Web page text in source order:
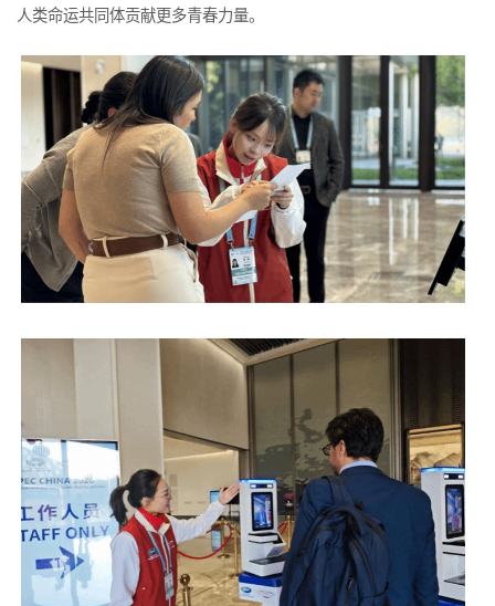
人类命运共同体贡献更多青春力量。